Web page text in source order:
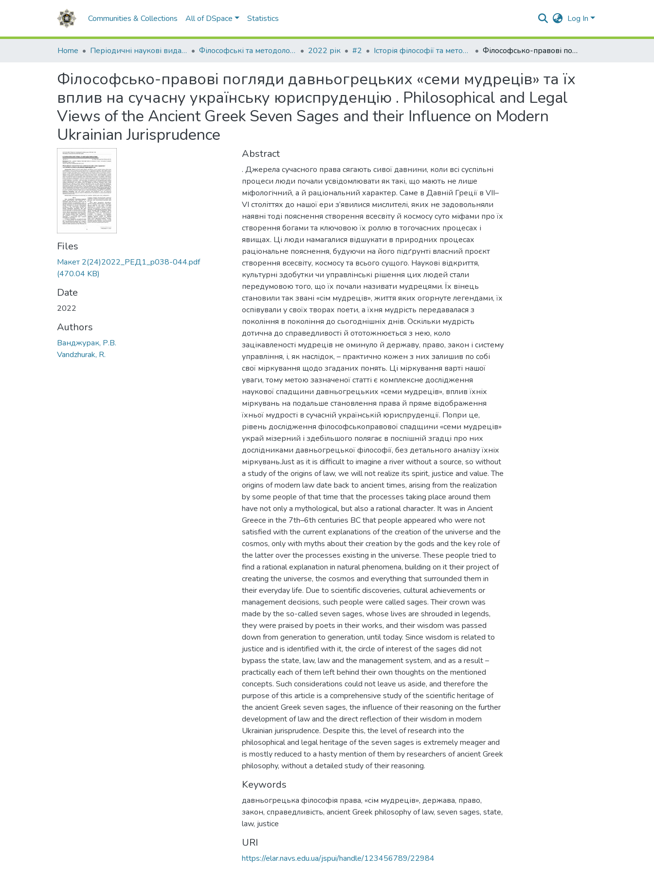
Communities & Collections All of DSpace Statistics Log In
Home Періодичні наукові видання НАВС Філософські та методологічні проблеми права 2022 рік #2 Історія філософії та методологія Філософсько-правові погляди давньогрецьких «семи мудреців» та їх вплив на сучасну українську юриспруденцію . Philosophical and Legal Views of the Ancient Greek Seven Sages and their Influence on Modern Ukrainian Jurisprudence
Філософсько-правові погляди давньогрецьких «семи мудреців» та їх
вплив на сучасну українську юриспруденцію . Philosophical and Legal
Views of the Ancient Greek Seven Sages and their Influence on Modern
Ukrainian Jurisprudence
Files
Макет 2(24)2022_РЕД1_p038-044.pdf
(470.04 KB)
Date
2022
Authors
Ванджурак, Р.В.
Vandzhurak, R.
Abstract
. Джерела сучасного права сягають сивої давнини, коли всі суспільні
процеси люди почали усвідомлювати як такі, що мають не лише
міфологічний, а й раціональний характер. Саме в Давній Греції в VII–
VI століттях до нашої ери з’явилися мислителі, яких не задовольняли
наявні тоді пояснення створення всесвіту й космосу суто міфами про їх
створення богами та ключовою їх роллю в тогочасних процесах і
явищах. Ці люди намагалися відшукати в природних процесах
раціональне пояснення, будуючи на його підґрунті власний проєкт
створення всесвіту, космосу та всього сущого. Наукові відкриття,
культурні здобутки чи управлінські рішення цих людей стали
передумовою того, що їх почали називати мудрецями. Їх вінець
становили так звані «сім мудреців», життя яких огорнуте легендами, їх
оспівували у своїх творах поети, а їхня мудрість передавалася з
покоління в покоління до сьогоднішніх днів. Оскільки мудрість
дотична до справедливості й ототожнюється з нею, коло
зацікавленості мудреців не оминуло й державу, право, закон і систему
управління, і, як наслідок, – практично кожен з них залишив по собі
свої міркування щодо згаданих понять. Ці міркування варті нашої
уваги, тому метою зазначеної статті є комплексне дослідження
наукової спадщини давньогрецьких «семи мудреців», вплив їхніх
міркувань на подальше становлення права й пряме відображення
їхньої мудрості в сучасній українській юриспруденції. Попри це,
рівень дослідження філософськоправової спадщини «семи мудреців»
украй мізерний і здебільшого полягає в поспішній згадці про них
дослідниками давньогрецької філософії, без детального аналізу їхніх
міркувань.Just as it is difficult to imagine a river without a source, so without
a study of the origins of law, we will not realize its spirit, justice and value. The
origins of modern law date back to ancient times, arising from the realization
by some people of that time that the processes taking place around them
have not only a mythological, but also a rational character. It was in Ancient
Greece in the 7th–6th centuries BC that people appeared who were not
satisfied with the current explanations of the creation of the universe and the
cosmos, only with myths about their creation by the gods and the key role of
the latter over the processes existing in the universe. These people tried to
find a rational explanation in natural phenomena, building on it their project of
creating the universe, the cosmos and everything that surrounded them in
their everyday life. Due to scientific discoveries, cultural achievements or
management decisions, such people were called sages. Their crown was
made by the so-called seven sages, whose lives are shrouded in legends,
they were praised by poets in their works, and their wisdom was passed
down from generation to generation, until today. Since wisdom is related to
justice and is identified with it, the circle of interest of the sages did not
bypass the state, law, law and the management system, and as a result –
practically each of them left behind their own thoughts on the mentioned
concepts. Such considerations could not leave us aside, and therefore the
purpose of this article is a comprehensive study of the scientific heritage of
the ancient Greek seven sages, the influence of their reasoning on the further
development of law and the direct reflection of their wisdom in modern
Ukrainian jurisprudence. Despite this, the level of research into the
philosophical and legal heritage of the seven sages is extremely meager and
is mostly reduced to a hasty mention of them by researchers of ancient Greek
philosophy, without a detailed study of their reasoning.
Keywords
давньогрецька філософія права, «сім мудреців», держава, право,
закон, справедливість, ancient Greek philosophy of law, seven sages, state,
law, justice
URI
https://elar.navs.edu.ua/jspui/handle/123456789/22984